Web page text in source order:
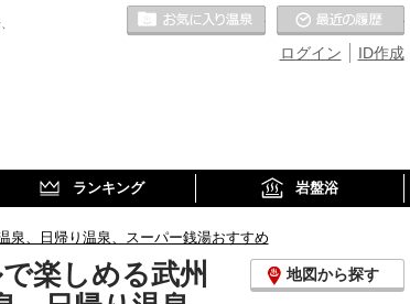
ID作成
ログイン
お気に入りの温泉
ランキング 岩盤浴
泉、日帰り温泉、スーパー銭湯おすすめ
楽しめる武州
地図から探す